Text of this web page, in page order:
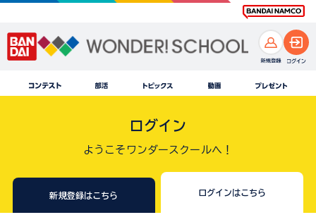
ログイン
ようこそワンダースクールへ！
新規登録はこちら ログインはこちら